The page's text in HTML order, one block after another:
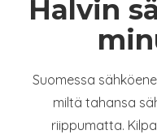
Halvin
Suomessa
miltä tahansa
riippumatta.